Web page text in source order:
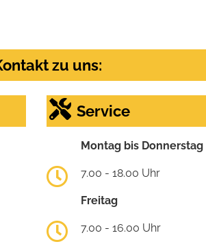
zu uns:
Service
Montag bis Donnerstag
7.00 - 18.00 Uhr
Freitag
7.00 - 16.00 Uhr